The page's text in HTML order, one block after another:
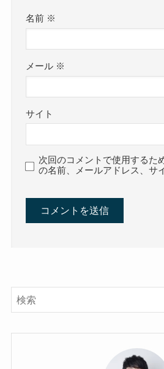
名前 ※
メール ※
サイト
次回のコメントで使用するた
の名前、メールアドレス、サ